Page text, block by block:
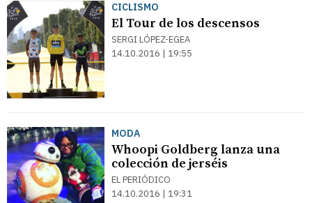
CICLISMO
El Tour de los descensos
SERGI LÓPEZ-EGEA
14.10.2016 | 19:55
MODA
Whoopi Goldberg lanza una
colección de jerséis
EL PERIÓDICO
14.10.2016 | 19:31